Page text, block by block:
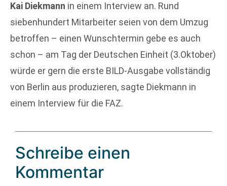
Kai Diekmann in einem Interview an. Rund
siebenhundert Mitarbeiter seien von dem Umzug
betroffen – einen Wunschtermin gebe es auch
schon – am Tag der Deutschen Einheit (3.Oktober)
würde er gern die erste BILD-Ausgabe vollständig
von Berlin aus produzieren, sagte Diekmann in
einem Interview für die FAZ.
Schreibe einen
Kommentar